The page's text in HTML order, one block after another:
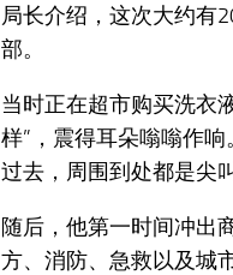
局长介绍，这次大约有
部。
当时正在超市购买洗衣
样”，震得耳朵嗡嗡作
过去，周围到处都是尖
随后，他第一时间冲出
方、消防、急救以及城